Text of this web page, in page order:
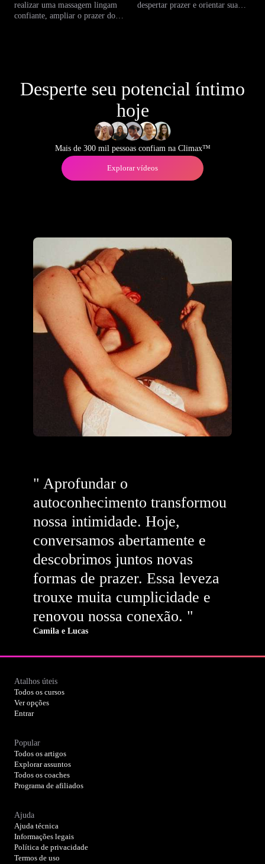
realizar uma massagem lingam
confiante, ampliar o prazer do
despertar prazer e orientar sua
Desperte seu potencial íntimo
hoje
Mais de 300 mil pessoas confiam na Climax™
Explorar vídeos
" Aprofundar o
autoconhecimento transformou
nossa intimidade. Hoje,
conversamos abertamente e
descobrimos juntos novas
formas de prazer. Essa leveza
trouxe muita cumplicidade e
renovou nossa conexão. "
Camila e Lucas
Atalhos úteis
Todos os cursos
Ver opções
Entrar
Popular
Todos os artigos
Explorar assuntos
Todos os coaches
Programa de afiliados
Ajuda
Ajuda técnica
Informações legais
Política de privacidade
Termos de uso